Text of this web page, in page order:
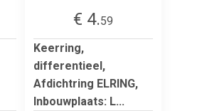
€ 4.59
Keerring,
differentieel,
Afdichtring ELRING,
Inbouwplaats: L...